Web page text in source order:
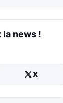
la news !
X